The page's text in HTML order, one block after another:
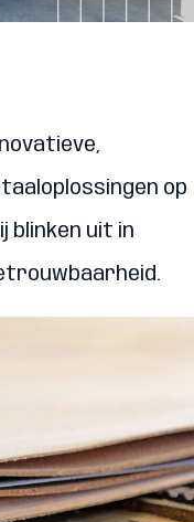
op
blinken uit in